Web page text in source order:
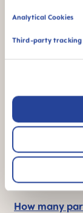
Analytical Cookies
Third-party tracking
exactly? How
What are the
Why should I
straight to an
How many